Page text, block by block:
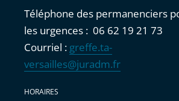
Téléphone des permanenciers
les urgences : 06 62 19 21 73
Courriel : greffe.ta-
versailles@juradm.fr
HORAIRES